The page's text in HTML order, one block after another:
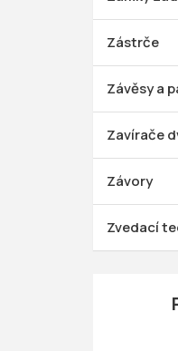
Zástrče
Závěsy a
Zavírače
Závory
Zvedací